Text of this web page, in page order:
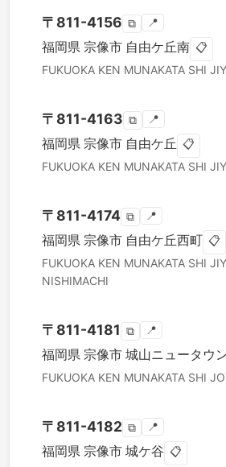
〒 811-4156 ⧉ 📍
福岡県 宗像市 自由ケ丘南 📋
FUKUOKA KEN MUNAKATA SHI
〒 811-4163 ⧉ 📍
福岡県 宗像市 自由ケ丘 📋
FUKUOKA KEN MUNAKATA SHI
〒 811-4174 ⧉ 📍
福岡県 宗像市 自由ケ丘西町 📋
FUKUOKA KEN MUNAKATA SHI
NISHIMACHI
〒 811-4181 ⧉ 📍
福岡県 宗像市 城山ニュータウ
FUKUOKA KEN MUNAKATA SHI
〒 811-4182 ⧉ 📍
福岡県 宗像市 城ケ谷 📋